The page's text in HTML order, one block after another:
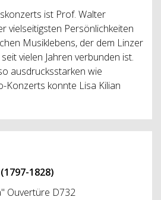
ist Prof. Walter
vielseitigsten Persönlichkeiten
Musiklebens, der dem Linzer
vielen Jahren verbunden ist.
ausdrucksstarken wie
Konzerts konnte Lisa Kilian
1828)
Ouvertüre D732